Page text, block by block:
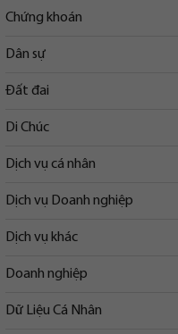
Chứng khoán
Dân sự
Đất đai
Di Chúc
Dịch vụ cá nhân
Dịch vụ Doanh nghiệp
Dịch vụ khác
Doanh nghiệp
Dữ Liệu Cá Nhân